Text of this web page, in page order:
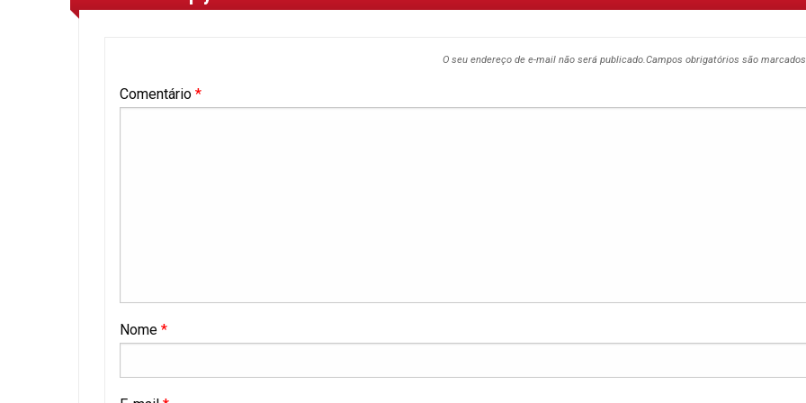
O seu endereço de e-mail não será publicado.Campos obrigatórios são
Comentário *
Nome *